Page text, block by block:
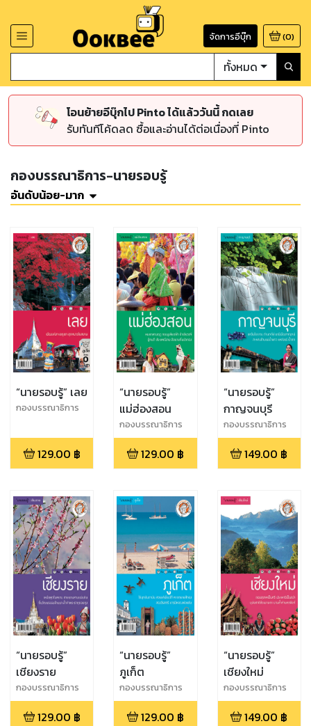
จัดการอีบุ๊ก (0)
ทั้งหมด
โอนย้ายอีบุ๊กไป Pinto ได้แล้ววันนี้ กดเลย
รับทันทีโค้ดลด ซื้อและอ่านได้ต่อเนื่องที่ Pinto
กองบรรณาธิการ-นายรอบรู้
อันดับน้อย-มาก
“นายรอบรู้” เลย
กองบรรณาธิการ
129.00 ฿
“นายรอบรู้”
แม่ฮ่องสอน
กองบรรณาธิการ
นายรอบรู้
129.00 ฿
“นายรอบรู้”
กาญจนบุรี
กองบรรณาธิการ
นายรอบรู้
149.00 ฿
“นายรอบรู้”
เชียงราย
กองบรรณาธิการ
นายรอบรู้
129.00 ฿
“นายรอบรู้”
ภูเก็ต
กองบรรณาธิการ
นายรอบรู้
129.00 ฿
“นายรอบรู้”
เชียงใหม่
กองบรรณาธิการ
นายรอบรู้
149.00 ฿